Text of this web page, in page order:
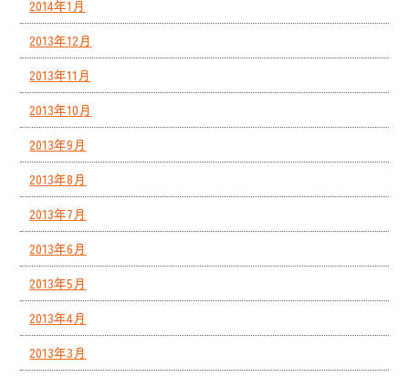
2014年1月
2013年12月
2013年11月
2013年10月
2013年9月
2013年8月
2013年7月
2013年6月
2013年5月
2013年4月
2013年3月